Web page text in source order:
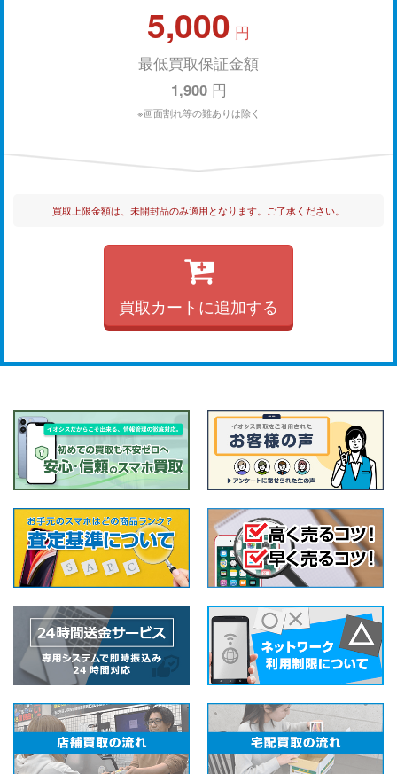
5,000 円
最低買取保証金額
1,900円
※画面割れ等の難ありは除く
買取上限金額は、未開封品のみ適用となります。ご了承ください。
買取カートに追加する